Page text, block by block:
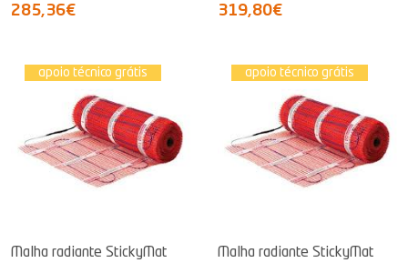
285,36€ 319,80€
apoio técnico grátis
Malha radiante StickyMat
apoio técnico grátis
Malha radiante StickyMat